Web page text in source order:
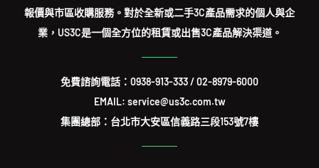
報價與市區收購服務。對於全新或二手3C產品需求的個人與企
業，US3C是一個全方位的租賃或出售3C產品解決渠道。
免費諮詢電話： 0938-913-333/02-8979-6000
EMAIL: service@us3c.com.tw
集團總部：台北市大安區信義路三段153號7樓